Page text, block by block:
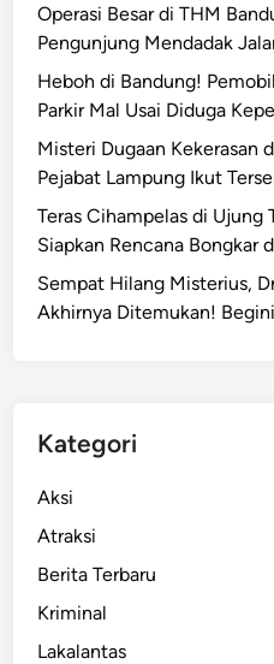
Operasi Besar di THM
Pengunjung Mendadak
Heboh di Bandung!
Parkir Mal Usai Diduga
Misteri Dugaan Kekerasan
Pejabat Lampung Ikut
Teras Cihampelas di Ujung
Siapkan Rencana Bongkar
Sempat Hilang Misterius,
Akhirnya Ditemukan!
Kategori
Aksi
Atraksi
Berita Terbaru
Kriminal
Lakalantas